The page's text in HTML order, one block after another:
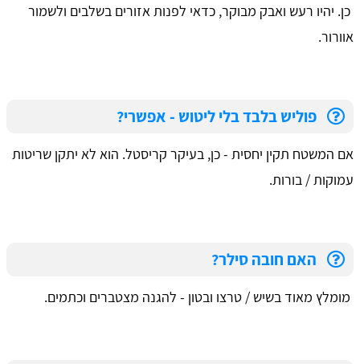
כן. יהיו רעש ואבק מבוקר, כדאי לפנות אזורים בשלבים ולשמור
אוורור.
פוליש בלבד בלי ליטוש - אפשרי?
אם המשטח תקין יחסית - כן, בעיקר קריסטל. הוא לא יתקן שריטות
עמוקות / בורות.
האם חובה סילר?
מומלץ מאוד בשיש / טרצו ובטון - להגנה מצטברים וכתמים.